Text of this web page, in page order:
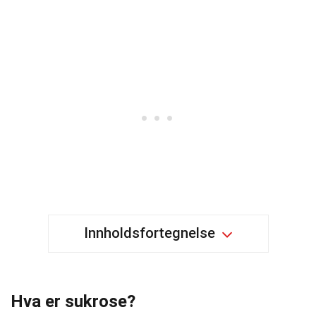
Innholdsfortegnelse
Hva er sukrose?